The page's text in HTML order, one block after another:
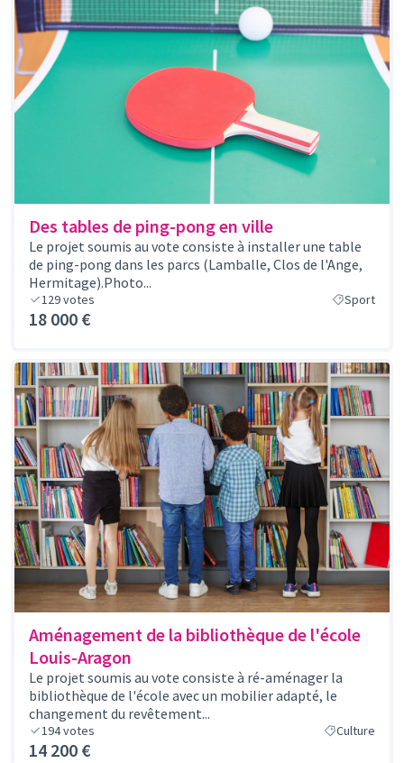
Des tables de ping-pong en ville
Le projet soumis au vote consiste à installer une table
de ping-pong dans les parcs (Lamballe, Clos de l'Ange,
Hermitage).Photo...
129votes Sport
18 000 €
Aménagement de la bibliothèque de l'école
Louis-Aragon
Le projet soumis au vote consiste à ré-aménager la
bibliothèque de l'école avec un mobilier adapté, le
changement du revêtement...
194votes Culture
14 200 €